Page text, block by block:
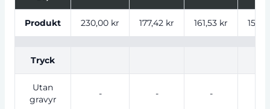
Produkt 230,00 kr 177,42 kr 161,53 kr
Tryck
Utan
gravyr
- - -